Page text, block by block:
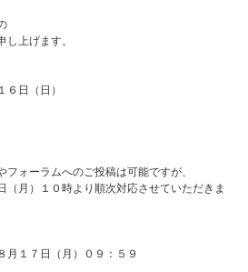
上げます。
日（日）
ォーラムへのご投稿は可能ですが、
（月）１０時より順次対応させていただきま
月１７日（月）０９：５９